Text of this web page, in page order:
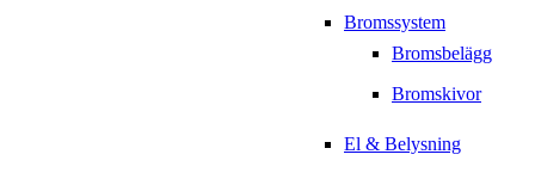
Bromssystem
Bromsbelägg
Bromskivor
El & Belysning